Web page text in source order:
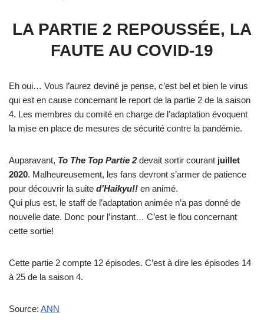
LA PARTIE 2 REPOUSSÉE, LA
FAUTE AU COVID-19
Eh oui… Vous l’aurez deviné je pense, c’est bel et bien le virus
qui est en cause concernant le report de la partie 2 de la saison
4. Les membres du comité en charge de l’adaptation évoquent
la mise en place de mesures de sécurité contre la pandémie.
Auparavant, To The Top Partie 2devait sortir courant juillet
2020. Malheureusement, les fans devront s’armer de patience
pour découvrir la suite d’Haikyu!! en animé.
Qui plus est, le staff de l’adaptation animée n’a pas donné de
nouvelle date. Donc pour l’instant… C’est le flou concernant
cette sortie!
Cette partie 2 compte 12 épisodes. C’est à dire les épisodes 14
à 25 de la saison 4.
Source: ANN